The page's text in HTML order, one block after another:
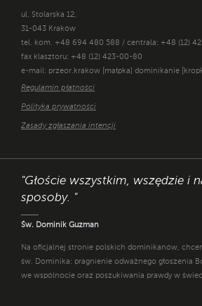
ul. Stolarska 12,
31-043 Kraków
tel. kom. +48 694 480 588 / centrala: +48 (12)
fax klasztoru: +48 (12) 423-00-80
e-mail: przeor.krakow [małpka] dominikanie
Regulamin płatności
Polityka prywatności
Zasady zgłaszania intencji
"Głoście wszystkim, wszędzie i
sposoby. "
Św. Dominik Guzman
Na oficjalnej stronie polskich dominikanów,
św. Dominika: pragnienie odważnego głoszenia
we wspólnocie oraz poszukiwania prawdy w